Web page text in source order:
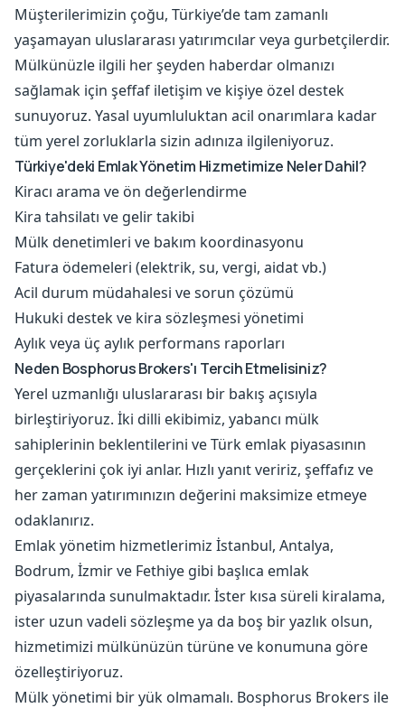
Müşterilerimizin çoğu, Türkiye’de tam zamanlı
yaşamayan uluslararası yatırımcılar veya gurbetçilerdir.
Mülkünüzle ilgili her şeyden haberdar olmanızı
sağlamak için şeffaf iletişim ve kişiye özel destek
sunuyoruz. Yasal uyumluluktan acil onarımlara kadar
tüm yerel zorluklarla sizin adınıza ilgileniyoruz.
Türkiye'deki Emlak Yönetim Hizmetimize Neler Dahil?
Kiracı arama ve ön değerlendirme
Kira tahsilatı ve gelir takibi
Mülk denetimleri ve bakım koordinasyonu
Fatura ödemeleri (elektrik, su, vergi, aidat vb.)
Acil durum müdahalesi ve sorun çözümü
Hukuki destek ve kira sözleşmesi yönetimi
Aylık veya üç aylık performans raporları
Neden Bosphorus Brokers'ı Tercih Etmelisiniz?
Yerel uzmanlığı uluslararası bir bakış açısıyla
birleştiriyoruz. İki dilli ekibimiz, yabancı mülk
sahiplerinin beklentilerini ve Türk emlak piyasasının
gerçeklerini çok iyi anlar. Hızlı yanıt veririz, şeffafız ve
her zaman yatırımınızın değerini maksimize etmeye
odaklanırız.
Emlak yönetim hizmetlerimiz İstanbul, Antalya,
Bodrum, İzmir ve Fethiye gibi başlıca emlak
piyasalarında sunulmaktadır. İster kısa süreli kiralama,
ister uzun vadeli sözleşme ya da boş bir yazlık olsun,
hizmetimizi mülkünüzün türüne ve konumuna göre
özelleştiriyoruz.
Mülk yönetimi bir yük olmamalı. Bosphorus Brokers ile